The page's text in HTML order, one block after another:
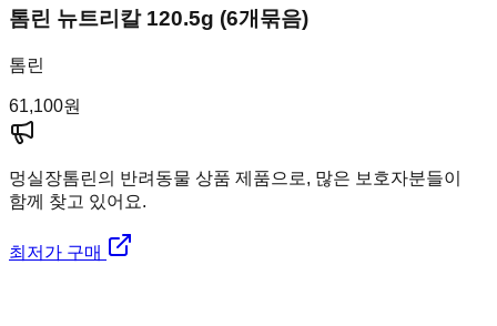
톰린 뉴트리칼 120.5g (6개묶음)
톰린
61,100원
멍실장톰린의 반려동물 상품 제품으로, 많은 보호자분들이
함께 찾고 있어요.
최저가 구매